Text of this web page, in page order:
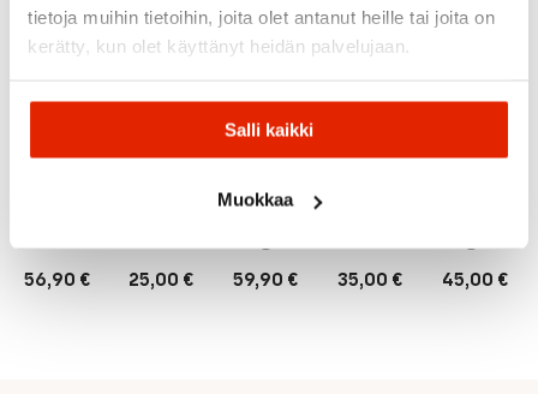
tietoja muihin tietoihin, joita olet antanut heille tai joita on
kerätty, kun olet käyttänyt heidän palvelujaan.
Salli kaikki
Muokkaa
56,90 € 25,00 €
Hestra
59,90 €
Hestra
Wool
35,00 € 45,00 €